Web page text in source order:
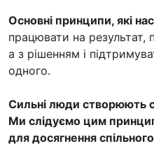
Основні принципи, які
працювати на
а з рішенням і
одного.
Сильні люди створюють
Ми слідуємо цим
для досягнення